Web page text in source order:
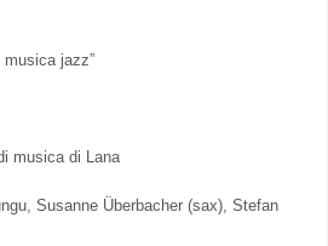
musica jazz”
musica di Lana
Susanne Überbacher (sax), Stefan